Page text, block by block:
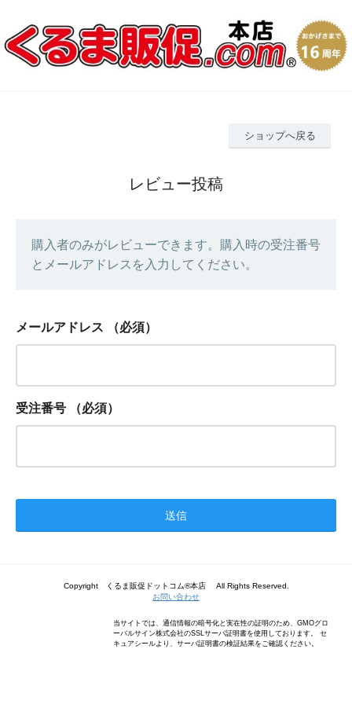
ショップへ戻る
レビュー投稿
購入者のみがレビューできます。購入時の受注番号
とメールアドレスを入力してください。
メールアドレス （必須）
受注番号 （必須）
Copyright くるま販促ドットコム®本店 All Rights Reserved.
お問い合わせ
当サイトでは、通信情報の暗号化と実在性の証明のため、GMOグロ
ーバルサイン株式会社のSSLサーバ証明書を使用しております。 セ
キュアシールより、サーバ証明書の検証結果をご確認ください。